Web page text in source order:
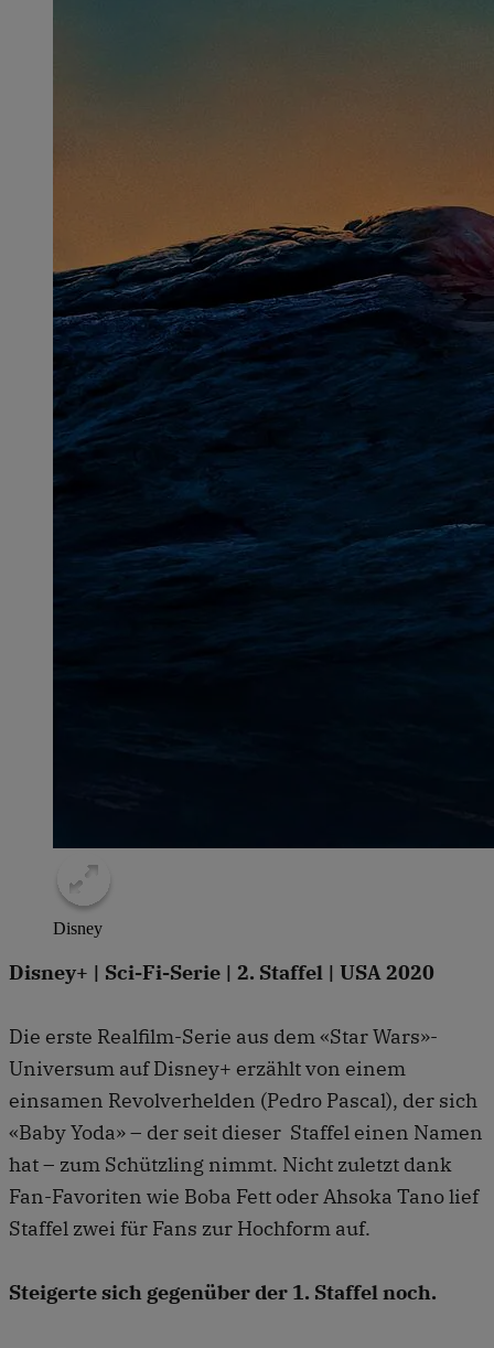
Disney
Disney+ | Sci-Fi-Serie | 2. Staffel | USA 2020
Die erste Realfilm-Serie aus dem «Star Wars»-
Universum auf Disney+ erzählt von einem
einsamen Revolverhelden (Pedro Pascal), der sich
«Baby Yoda» – der seit dieser Staffel einen Namen
hat – zum Schützling nimmt. Nicht zuletzt dank
Fan-Favoriten wie Boba Fett oder Ahsoka Tano lief
Staffel zwei für Fans zur Hochform auf.
Steigerte sich gegenüber der 1. Staffel noch.